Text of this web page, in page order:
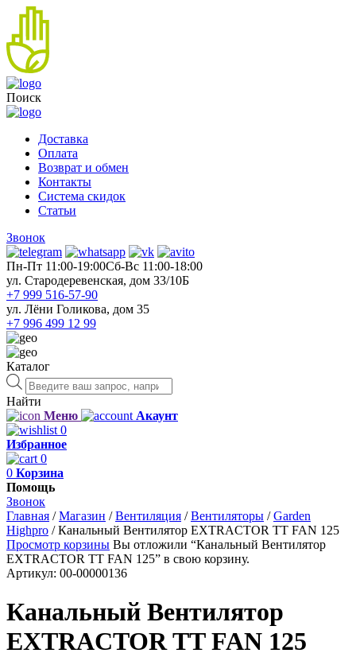
Поиск
Доставка
Оплата
Возврат и обмен
Контакты
Система скидок
Статьи
Звонок
Пн-Пт 11:00-19:00Cб-Вс 11:00-18:00
ул. Стародеревенская, дом 33/10Б
+7 999 516-57-90
ул. Лёни Голикова, дом 35
+7 996 499 12 99
Каталог
Поиск
товаров
Найти
Меню
Акаунт
0
Избранное
0
0 Корзина
Помощь
Звонок
Главная /Магазин /Вентиляция /Вентиляторы /Garden
Highpro /Канальный Вентилятор EXTRACTOR TT FAN 125
Просмотр корзины Вы отложили “Канальный Вентилятор
EXTRACTOR TT FAN 125” в свою корзину.
Артикул: 00-00000136
Канальный Вентилятор
EXTRACTOR TT FAN 125